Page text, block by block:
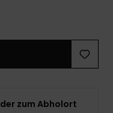
zum Abholort